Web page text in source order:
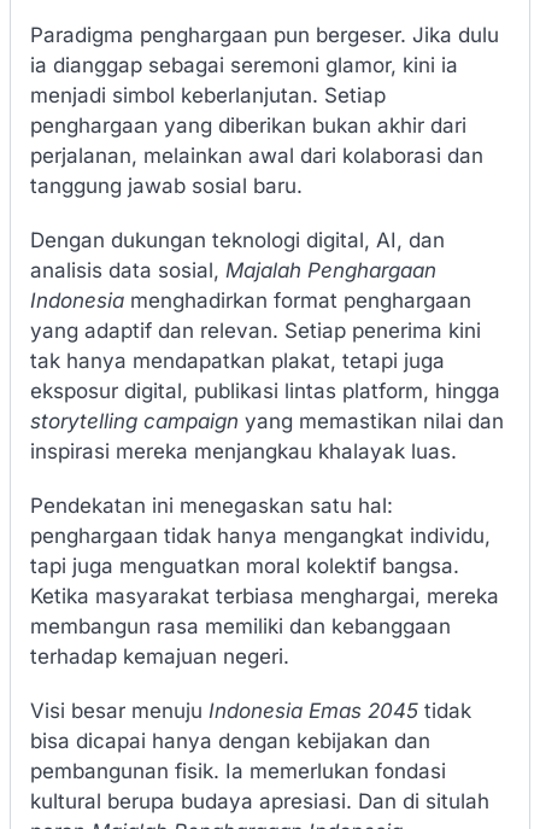
Paradigma penghargaan pun bergeser. Jika dulu
ia dianggap sebagai seremoni glamor, kini ia
menjadi simbol keberlanjutan. Setiap
penghargaan yang diberikan bukan akhir dari
perjalanan, melainkan awal dari kolaborasi dan
tanggung jawab sosial baru.
Dengan dukungan teknologi digital, AI, dan
analisis data sosial, Majalah Penghargaan
Indonesia menghadirkan format penghargaan
yang adaptif dan relevan. Setiap penerima kini
tak hanya mendapatkan plakat, tetapi juga
eksposur digital, publikasi lintas platform, hingga
storytelling campaign yang memastikan nilai dan
inspirasi mereka menjangkau khalayak luas.
Pendekatan ini menegaskan satu hal:
penghargaan tidak hanya mengangkat individu,
tapi juga menguatkan moral kolektif bangsa.
Ketika masyarakat terbiasa menghargai, mereka
membangun rasa memiliki dan kebanggaan
terhadap kemajuan negeri.
Visi besar menuju Indonesia Emas 2045 tidak
bisa dicapai hanya dengan kebijakan dan
pembangunan fisik. Ia memerlukan fondasi
kultural berupa budaya apresiasi. Dan di situlah